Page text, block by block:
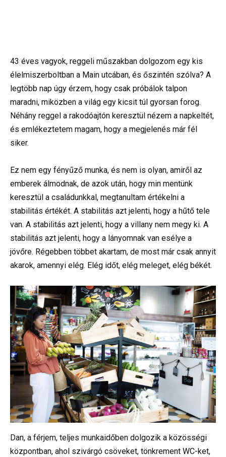
43 éves vagyok, reggeli műszakban dolgozom egy kis
élelmiszerboltban a Main utcában, és őszintén szólva? A
legtöbb nap úgy érzem, hogy csak próbálok talpon
maradni, miközben a világ egy kicsit túl gyorsan forog.
Néhány reggel a rakodóajtón keresztül nézem a napkeltét,
és emlékeztetem magam, hogy a megjelenés már fél
siker.
Ez nem egy fényűző munka, és nem is olyan, amiről az
emberek álmodnak, de azok után, hogy min mentünk
keresztül a családunkkal, megtanultam értékelni a
stabilitás értékét. A stabilitás azt jelenti, hogy a hűtő tele
van. A stabilitás azt jelenti, hogy a villany nem megy ki. A
stabilitás azt jelenti, hogy a lányomnak van esélye a
jövőre. Régebben többet akartam, de most már csak annyit
akarok, amennyi elég. Elég időt, elég meleget, elég békét.
Dan, a férjem, teljes munkaidőben dolgozik a közösségi
központban, ahol szivárgó csöveket, tönkrement WC-ket,